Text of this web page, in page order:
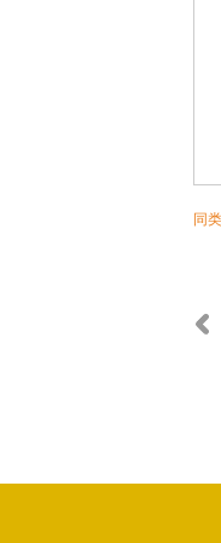
同
不锈